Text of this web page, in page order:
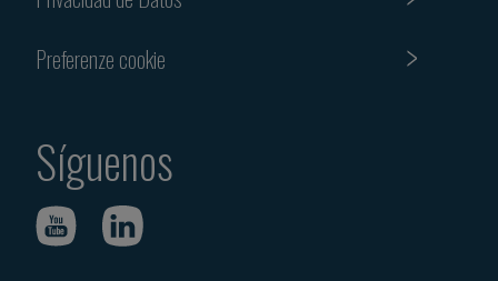
Preferenze cookie
Síguenos